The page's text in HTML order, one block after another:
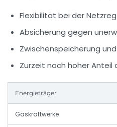
Flexibilität bei der
Absicherung gegen
Zwischenspeicherung
Zurzeit noch hoher Anteil
Energieträger
Gaskraftwerke